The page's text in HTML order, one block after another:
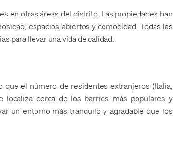
en otras áreas del distrito. Las propiedades han
espacios abiertos y comodidad. Todas las
para llevar una vida de calidad.
que el número de residentes extranjeros (Italia,
localiza cerca de los barrios más populares y
un entorno más tranquilo y agradable que los